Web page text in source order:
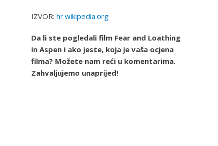
IZVOR: hr.wikipedia.org
Da li ste pogledali film Fear and Loathing
in Aspen i ako jeste, koja je vaša ocjena
filma? Možete nam reći u komentarima.
Zahvaljujemo unaprijed!